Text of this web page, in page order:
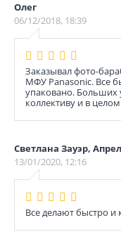
Олег
06/12/2018, 18:39
Заказывал фото-
МФУ Panasonic. Все
упаковано. Больших
коллективу и в
Светлана Зауэр,
13/01/2020, 12:16
Все делают быстро и